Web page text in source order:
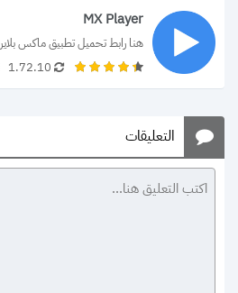
MX Player
هنا رابط تحميل تطبيق ماكس بلاير MX...
1.72.10
التعليقات